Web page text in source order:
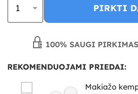
PIRKTI
100% SAUGI
REKOMENDUOJAMI PRIEDAI:
Makiažo